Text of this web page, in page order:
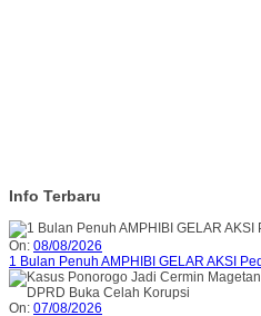
Info Terbaru
On: 08/08/2026
1 Bulan Penuh AMPHIBI GELAR AKSI
On: 07/08/2026